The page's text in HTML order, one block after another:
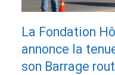
La Fondation
annonce la
son Barrage